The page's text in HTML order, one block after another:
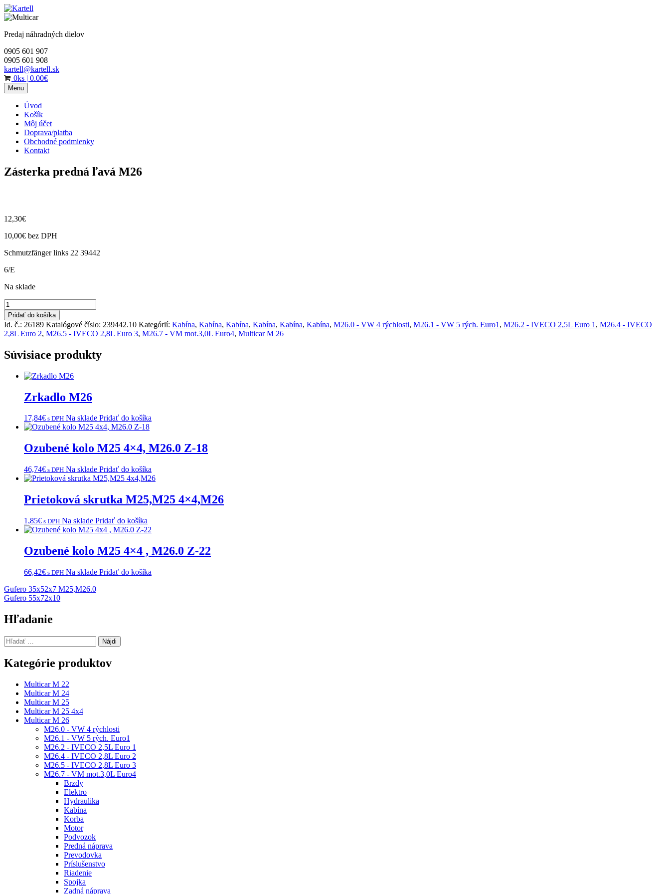
Skip
to
Predaj náhradných dielov
0905 601 907
0905 601 908
kartell@kartell.sk
0ks | 0.00€
Menu
Úvod
Košík
Môj účet
Doprava/platba
Obchodné podmienky
Kontakt
Zásterka predná ľavá M26
12,30€
10,00€ bez DPH
Schmutzfänger links 22 39442
6/E
Na sklade
množstvo
Zásterka
predná
ľavá
M26
Pridať do košíka
Id. č.: 26189 Katalógové číslo: 239442.10 Kategórií: Kabína, Kabína, Kabína, Kabína, Kabína, Kabína, M26.0 - VW 4 rýchlosti, M26.1 - VW 5 rých. Euro1 , M26.2 - IVECO 2,5L Euro 1 , M26.4 - IVECO
2,8L Euro 2, M26.5 - IVECO 2,8L Euro 3, M26.7 - VM mot.3,0L Euro4, Multicar M 26
Súvisiace produkty
Zrkadlo M26
17,84€ s DPH Na sklade Pridať do košíka
Ozubené kolo M25 4×4, M26.0 Z-18
46,74€ s DPH Na sklade Pridať do košíka
Prietoková skrutka M25,M25 4×4,M26
1,85€ s DPH Na sklade Pridať do košíka
Ozubené kolo M25 4×4 , M26.0 Z-22
66,42€ s DPH Na sklade Pridať do košíka
Navigácia
v
článku
Gufero 35x52x7 M25,M26.0
Gufero 55x72x10
Hľadanie
Hľadať:
Kategórie produktov
Multicar M 22
Multicar M 24
Multicar M 25
Multicar M 25 4x4
Multicar M 26
M26.0 - VW 4 rýchlosti
M26.1 - VW 5 rých. Euro1
M26.2 - IVECO 2,5L Euro 1
M26.4 - IVECO 2,8L Euro 2
M26.5 - IVECO 2,8L Euro 3
M26.7 - VM mot.3,0L Euro4
Brzdy
Elektro
Hydraulika
Kabína
Korba
Motor
Podvozok
Predná náprava
Prevodovka
Príslušenstvo
Riadenie
Spojka
Zadná náprava